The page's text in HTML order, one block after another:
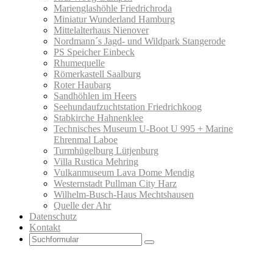
Marienglashöhle Friedrichroda
Miniatur Wunderland Hamburg
Mittelalterhaus Nienover
Nordmann´s Jagd- und Wildpark Stangerode
PS Speicher Einbeck
Rhumequelle
Römerkastell Saalburg
Roter Haubarg
Sandhöhlen im Heers
Seehundaufzuchtstation Friedrichkoog
Stabkirche Hahnenklee
Technisches Museum U-Boot U 995 + Marine
Ehrenmal Laboe
Turmhügelburg Lütjenburg
Villa Rustica Mehring
Vulkanmuseum Lava Dome Mendig
Westernstadt Pullman City Harz
Wilhelm-Busch-Haus Mechtshausen
Quelle der Ahr
Datenschutz
Kontakt
Search